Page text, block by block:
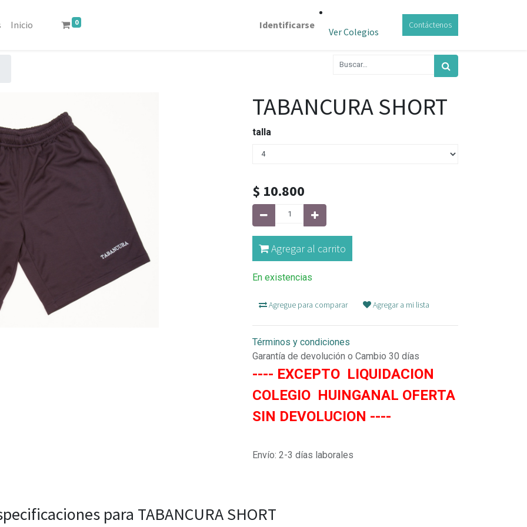
Inicio 0 Identificarse
Ver Colegios
Contáctenos
TABANCURA SHORT
talla
$ 10.800
Agregar al carrito
En existencias
Agregue para comparar Agregar a mi lista
Términos y condiciones
Garantía de devolución o Cambio 30 días
---- EXCEPTO LIQUIDACION
COLEGIO HUINGANAL OFERTA
SIN DEVOLUCION ----
Envío: 2-3 días laborales
para TABANCURA SHORT